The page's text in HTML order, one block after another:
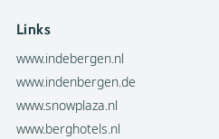
Links
www.indebergen.nl
www.indenbergen.de
www.snowplaza.nl
www.berghotels.nl